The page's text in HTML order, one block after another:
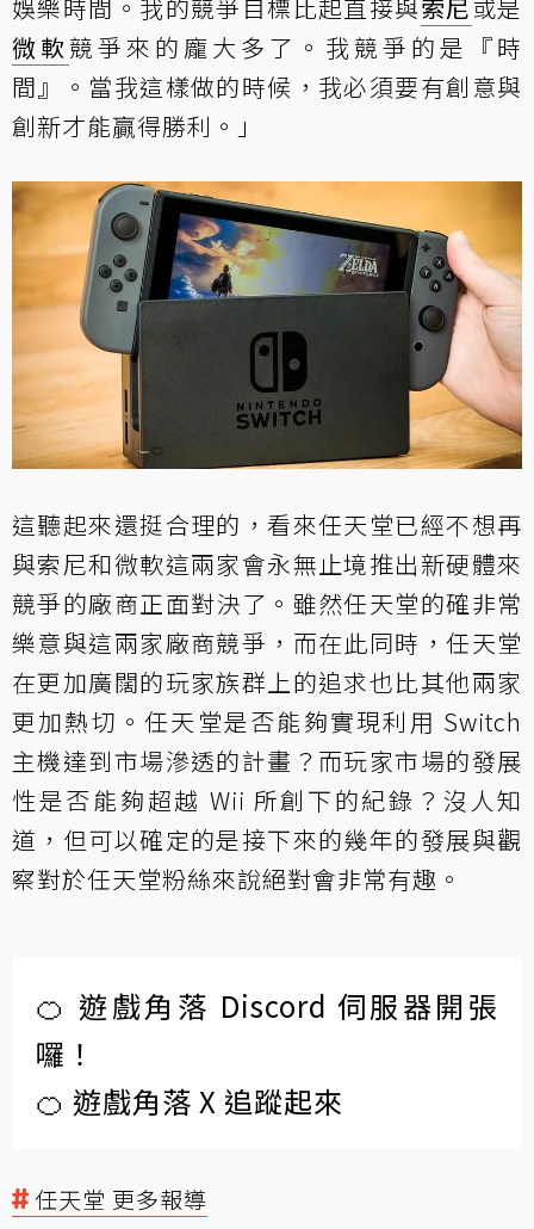
娛樂時間。我的競爭目標比起直接與索尼或是
微軟 競爭來的龐大多了。我競爭的是『時
間』。當我這樣做的時候，我必須要有創意與
創新才能贏得勝利。」
這聽起來還挺合理的，看來任天堂已經不想再
與索尼和微軟這兩家會永無止境推出新硬體來
競爭的廠商正面對決了。雖然任天堂的確非常
樂意與這兩家廠商競爭，而在此同時，任天堂
在更加廣闊的玩家族群上的追求也比其他兩家
更加熱切。任天堂是否能夠實現利用 Switch
主機達到市場滲透的計畫？而玩家市場的發展
性是否能夠超越 Wii 所創下的紀錄？沒人知
道，但可以確定的是接下來的幾年的發展與觀
察對於任天堂粉絲來說絕對會非常有趣。
🍊 遊戲角落 Discord 伺服器開張
囉！
🍊 遊戲角落 X 追蹤起來
任天堂 更多報導